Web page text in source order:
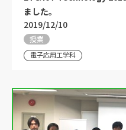
ました。
2019/12/10
授業
電子応用工学科